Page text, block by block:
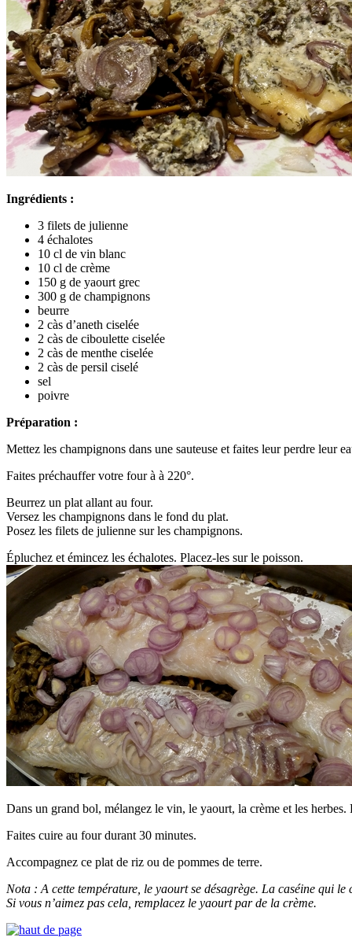
Ingrédients :
3 filets de julienne
4 échalotes
10 cl de vin blanc
10 cl de crème
150 g de yaourt grec
300 g de champignons
beurre
2 càs d’aneth ciselée
2 càs de ciboulette ciselée
2 càs de menthe ciselée
2 càs de persil ciselé
sel
poivre
Préparation :
Mettez les champignons dans une sauteuse et faites leur perdre leur
Faites préchauffer votre four à à 220°.
Beurrez un plat allant au four.
Versez les champignons dans le fond du plat.
Posez les filets de julienne sur les champignons.
Épluchez et émincez les échalotes. Placez-les sur le poisson.
Dans un grand bol, mélangez le vin, le yaourt, la crème et les herbes.
Faites cuire au four durant 30 minutes.
Accompagnez ce plat de riz ou de pommes de terre.
Nota : A cette température, le yaourt se désagrège. La caséine qui
Si vous n’aimez pas cela, remplacez le yaourt par de la crème.